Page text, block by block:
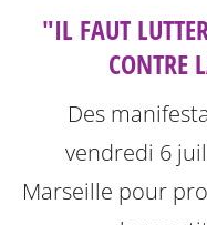
"IL FAUT
CONTRE
Des
vendredi 6
Marseille pour